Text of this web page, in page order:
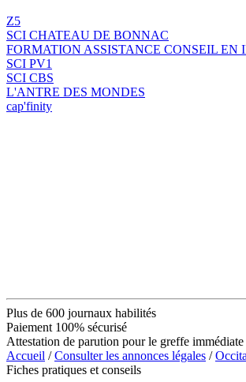
Z5
SCI CHATEAU DE BONNAC
FORMATION ASSISTANCE CONSEIL
SCI PV1
SCI CBS
L'ANTRE DES MONDES
cap'finity
Plus de 600 journaux habilités
Paiement 100% sécurisé
Attestation de parution pour le greffe
Accueil /Consulter les annonces légales /
Fiches pratiques et conseils